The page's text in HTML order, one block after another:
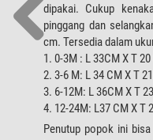
dipakai. Cukup
pinggang dan
cm. Tersedia dalam
1. 0-3M : L 33CM X T
2. 3-6 M: L 34 CM X T
3. 6-12M: L 36CM X T
4. 12-24M: L37 CM X T
Penutup popok ini